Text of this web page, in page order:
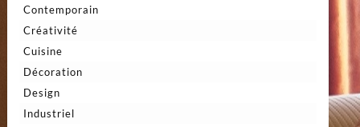
Contemporain
Créativité
Cuisine
Décoration
Design
Industriel